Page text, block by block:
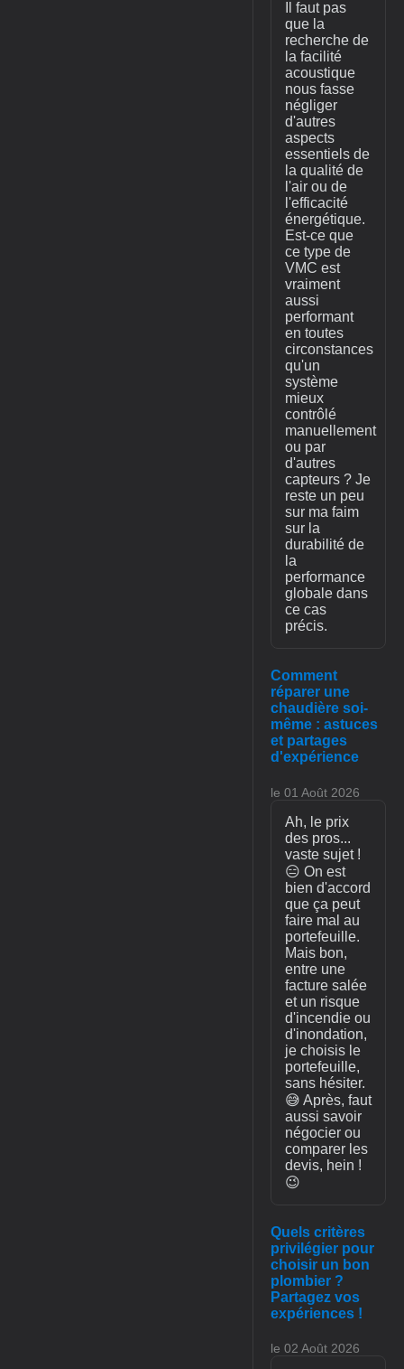
Il faut pas
que la
recherche de
la facilité
acoustique
nous fasse
négliger
d'autres
aspects
essentiels de
la qualité de
l'air ou de
l'efficacité
énergétique.
Est-ce que
ce type de
VMC est
vraiment
aussi
performant
en toutes
circonstances
qu'un
système
mieux
contrôlé
manuellement
ou par
d'autres
capteurs ? Je
reste un peu
sur ma faim
sur la
durabilité de
la
performance
globale dans
ce cas
précis.
Comment
réparer une
chaudière soi-
même : astuces
et partages
d'expérience
le 01 Août 2026
Ah, le prix
des pros...
vaste sujet !
😑 On est
bien d'accord
que ça peut
faire mal au
portefeuille.
Mais bon,
entre une
facture salée
et un risque
d'incendie ou
d'inondation,
je choisis le
portefeuille,
sans hésiter.
😅 Après, faut
aussi savoir
négocier ou
comparer les
devis, hein !
😉
Quels critères
privilégier pour
choisir un bon
plombier ?
Partagez vos
expériences !
le 02 Août 2026